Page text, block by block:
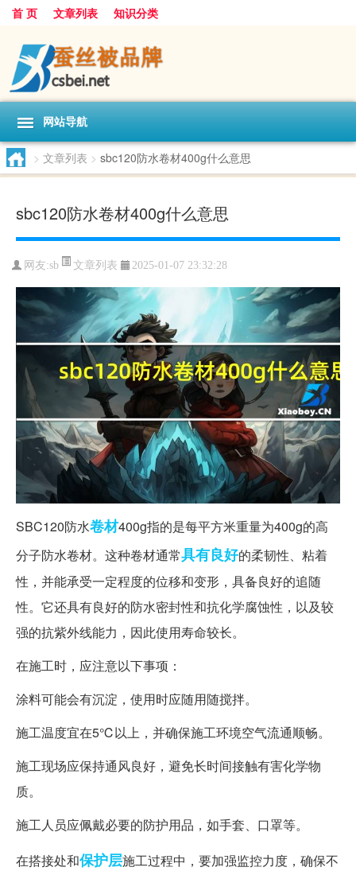
首 页 文章列表 知识分类
网站导航
> 文章列表 > sbc120防水卷材400g什么意思
sbc120防水卷材400g什么意思
网友:sb 文章列表 2025-01-07 23:32:28
SBC120防水卷材400g指的是每平方米重量为400g的高
分子防水卷材。这种卷材通常具有良好的柔韧性、粘着
性，并能承受一定程度的位移和变形，具备良好的追随
性。它还具有良好的防水密封性和抗化学腐蚀性，以及较
强的抗紫外线能力，因此使用寿命较长。
在施工时，应注意以下事项：
涂料可能会有沉淀，使用时应随用随搅拌。
施工温度宜在5℃以上，并确保施工环境空气流通顺畅。
施工现场应保持通风良好，避免长时间接触有害化学物
质。
施工人员应佩戴必要的防护用品，如手套、口罩等。
在搭接处和保护层施工过程中，要加强监控力度，确保不